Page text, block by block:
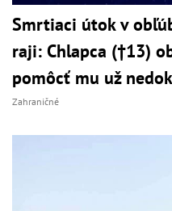
Smrtiaci útok v
raji: Chlapca (†13)
pomôcť mu už
Zahraničné